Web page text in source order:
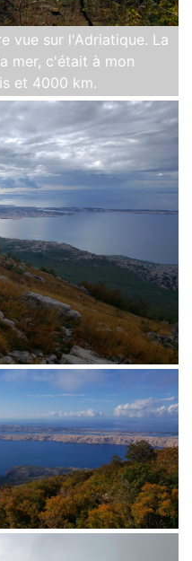
vue sur l'Adriatique. La
mer, c'était à mon
et 4000 km.